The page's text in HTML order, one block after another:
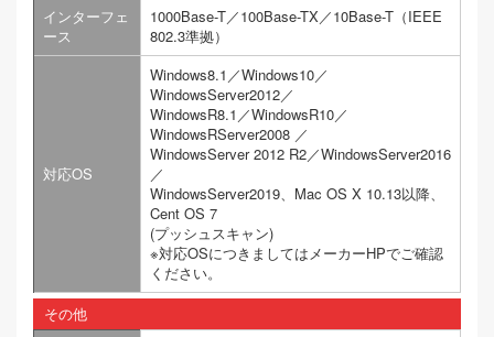
インターフェ
ース
1000Base-T／100Base-TX／10Base-T（IEEE
802.3準拠）
対応OS
Windows8.1／Windows10／
WindowsServer2012／
WindowsR8.1／WindowsR10／
WindowsRServer2008 ／
WindowsServer 2012 R2／WindowsServer2016
／
WindowsServer2019、Mac OS X 10.13以降、
Cent OS 7
(プッシュスキャン)
※対応OSにつきましてはメーカーHPでご確認
ください。
その他